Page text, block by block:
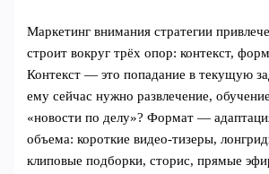
Маркетинг внимания стратегии
строит вокруг трёх опор: контекст,
Контекст — это попадание в текущую
ему сейчас нужно развлечение,
«новости по делу»? Формат —
объема: короткие видео‑тизеры,
клиповые подборки, сторис, прямые